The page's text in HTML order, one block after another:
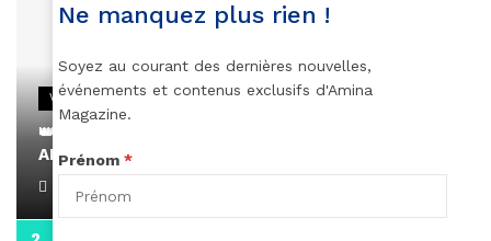
VIDEOS
👑 Remerciements à Ayden pour son message sur
AMINA, le Magazine de la Femme
April 1, 2022
Ne manquez plus rien !
Soyez au courant des dernières nouvelles,
événements et contenus exclusifs d'Amina
Magazine.
Prénom *